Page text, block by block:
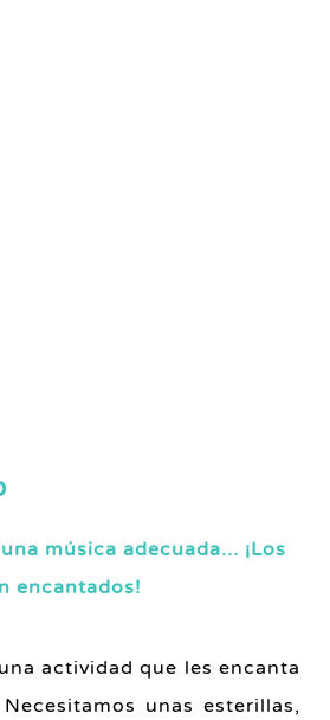
música adecuada... ¡Los
encantados!
actividad que les encanta
unas esterillas,